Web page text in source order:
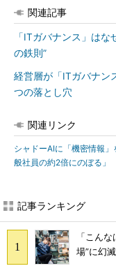
関連記事
「ITガバナンス」は
の鉄則”
経営層が「ITガバナ
つの落とし穴
関連リンク
シャドーAIに「機密情報
般社員の約2倍にのぼる」
記事ランキング
「こん
場”に幻